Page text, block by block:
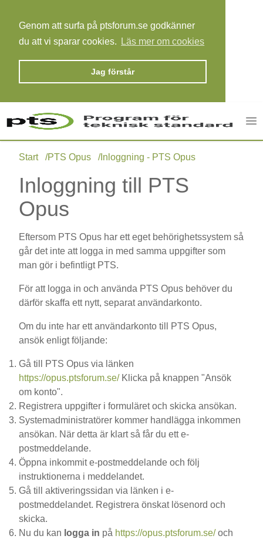
Genom att surfa på ptsforum.se godkänner
du att vi sparar cookies.
Läs mer om cookies
Jag förstår
Start /PTS Opus /Inloggning - PTS Opus
Inloggning till PTS
Opus
Eftersom PTS Opus har ett eget behörighetssystem så
går det inte att logga in med samma uppgifter som
man gör i befintligt PTS.
För att logga in och använda PTS Opus behöver du
därför skaffa ett nytt, separat användarkonto.
Om du inte har ett användarkonto till PTS Opus,
ansök enligt följande:
Gå till PTS Opus via länken
https://opus.ptsforum.se/Klicka på knappen "Ansök
om konto".
Registrera uppgifter i formuläret och skicka ansökan.
Systemadministratörer kommer handlägga inkommen
ansökan. När detta är klart så får du ett e-
postmeddelande.
Öppna inkommit e-postmeddelande och följ
instruktionerna i meddelandet.
Gå till aktiveringssidan via länken i e-
postmeddelandet. Registrera önskat lösenord och
skicka.
Nu du kan logga in på https://opus.ptsforum.se/och